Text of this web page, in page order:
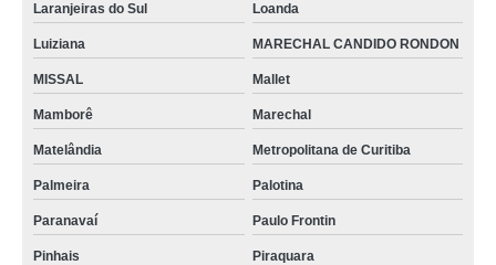
Laranjeiras do Sul Loanda
Luiziana MARECHAL CANDIDO RONDON
MISSAL Mallet
Mamborê Marechal
Matelândia Metropolitana de Curitiba
Palmeira Palotina
Paranavaí Paulo Frontin
Pinhais Piraquara